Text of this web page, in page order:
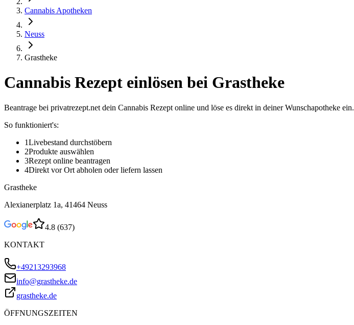
Cannabis Apotheken
Neuss
Grastheke
Cannabis Rezept einlösen bei Grastheke
Beantrage bei privatrezept.net dein Cannabis Rezept online und löse es direkt in deiner Wunschapotheke ein.
So funktioniert's:
1Livebestand durchstöbern
2Produkte auswählen
3Rezept online beantragen
4Direkt vor Ort abholen oder liefern lassen
Grastheke
Alexianerplatz 1a, 41464 Neuss
4.8 (637)
KONTAKT
+49213293968
info@grastheke.de
grastheke.de
ÖFFNUNGSZEITEN